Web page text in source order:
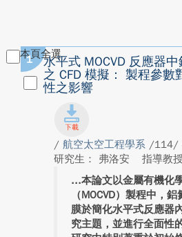
本頁全選
1
水平式 MOCVD 反應器
之 CFD 模擬： 製程參數
性之影響
/ 航空太空工程學系 /114/
研究生： 弗洛安
指導教
本論文以金屬有機化
（MOCVD）製程中，
膜於簡化水平式反應器
究主題，並進行全面性